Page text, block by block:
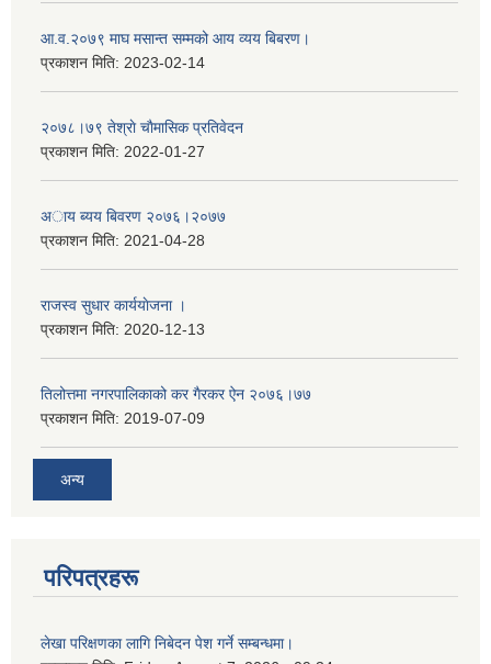
आ.व.२०७९ माघ मसान्त सम्मको आय व्यय बिबरण।
प्रकाशन मिति: 2023-02-14
२०७८।७९ तेश्राे चाैमासिक प्रतिवेदन
प्रकाशन मिति: 2022-01-27
अाय ब्यय बिवरण २०७६।२०७७
प्रकाशन मिति: 2021-04-28
राजस्व सुधार कार्ययाेजना ।
प्रकाशन मिति: 2020-12-13
तिलोत्तमा नगरपालिकाको कर गैरकर ऐन २०७६।७७
प्रकाशन मिति: 2019-07-09
अन्य
परिपत्रहरू
लेखा परिक्षणका लागि निबेदन पेश गर्ने सम्बन्धमा।